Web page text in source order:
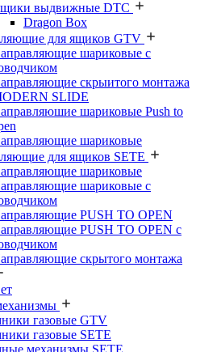
выдвижные DTC
Dragon Box
для ящиков GTV
шариковые с
скрыитого монтажа
SLIDE
шариковые Push to
шариковые
для ящиков SETE
шариковые
шариковые с
PUSH TO OPEN
PUSH TO OPEN с
скрытого монтажа
газовые GTV
газовые SETE
механизмы SETE